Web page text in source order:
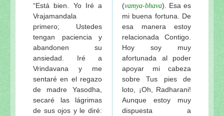
“Está bien. Yo Iré a
Vrajamandala
primero; Ustedes
tengan paciencia y
abandonen su
ansiedad. Iré a
Vrindavana y me
sentaré en el regazo
de madre Yasodha,
secaré las lágrimas
de sus ojos y le diré:
(vamya-bhava). Esa es
mi buena fortuna. De
esa manera estoy
relacionada Contigo.
Hoy soy muy
afortunada al poder
apoyar mi cabeza
sobre Tus pies de
loto, ¡Oh, Radharani!
Aunque estoy muy
dispuesta a